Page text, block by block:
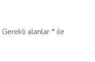
Gerekli alanlar*ile